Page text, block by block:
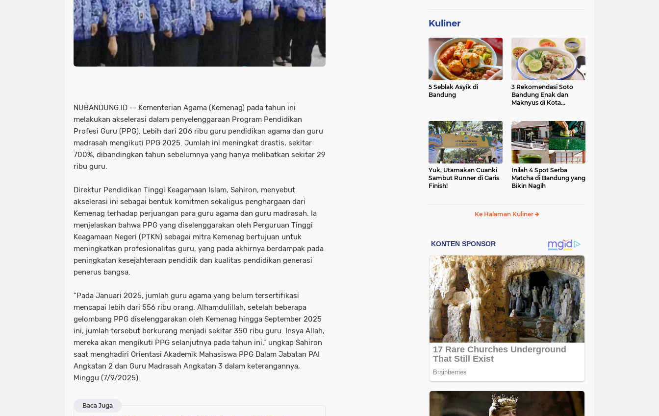
NUBANDUNG.ID -- Kementerian Agama (Kemenag) pada tahun ini
melakukan akselerasi dalam penyelenggaraan Program Pendidikan
Profesi Guru (PPG). Lebih dari 206 ribu guru pendidikan agama dan guru
madrasah mengikuti PPG 2025. Jumlah ini meningkat drastis, sekitar
700%, dibandingkan tahun sebelumnya yang hanya melibatkan sekitar 29
ribu guru.
Direktur Pendidikan Tinggi Keagamaan Islam, Sahiron, menyebut
akselerasi ini sebagai bentuk komitmen sekaligus penghargaan dari
Kemenag terhadap perjuangan para guru agama dan guru madrasah. Ia
menjelaskan bahwa PPG yang diselenggarakan oleh Perguruan Tinggi
Keagamaan Negeri (PTKN) sebagai mitra Kemenag bertujuan untuk
meningkatkan profesionalitas guru, yang pada akhirnya berdampak pada
peningkatan kesejahteraan pendidik dan kualitas pendidikan generasi
penerus bangsa.
"Pada Januari 2025, jumlah guru agama yang belum tersertifikasi
mencapai lebih dari 556 ribu orang. Alhamdulillah, setelah beberapa
gelombang PPG diselenggarakan oleh Kemenag hingga September 2025
ini, jumlah tersebut berkurang menjadi sekitar 350 ribu guru. Insya Allah,
mereka akan mengikuti PPG selanjutnya pada tahun ini," ungkap Sahiron
saat menghadiri Orientasi Akademik Mahasiswa PPG Dalam Jabatan PAI
Angkatan 2 dan Guru Madrasah Angkatan 3 dalam keterangannya,
Minggu (7/9/2025).
Baca Juga
Kuliner
5 Seblak Asyik di
Bandung
3 Rekomendasi Soto
Bandung Enak dan
Maknyus di Kota
Yuk, Utamakan Cuanki
Sambut Runner di Garis
Finish!
Inilah 4 Spot Serba
Matcha di Bandung yang
Bikin Nagih
Ke Halaman Kuliner